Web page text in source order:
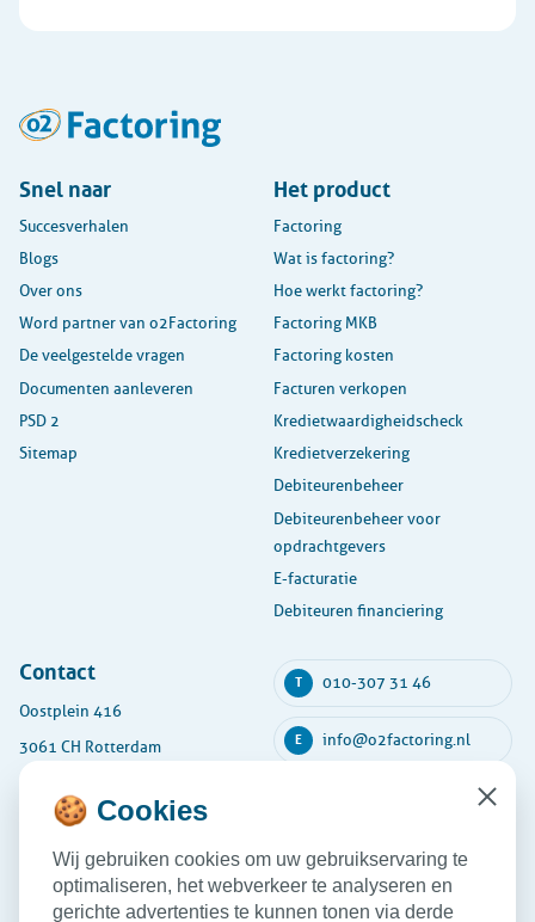
Snel naar
Succesverhalen
Blogs
Over ons
Word partner van o2Factoring
De veelgestelde vragen
Documenten aanleveren
PSD 2
Sitemap
Het product
Factoring
Wat is factoring?
Hoe werkt factoring?
Factoring MKB
Factoring kosten
Facturen verkopen
Kredietwaardigheidscheck
Kredietverzekering
Debiteurenbeheer
Debiteurenbeheer voor
opdrachtgevers
E-facturatie
Debiteuren financiering
Contact
Oostplein 416
3061 CH Rotterdam
Maandag
08:30 - 17:30
Dinsdag
08:30 - 17:30
Woensdag 08:30 - 17:30
T 010-307 31 46
E info@o2factoring.nl
🍪 Cookies
Wij gebruiken cookies om uw gebruikservaring te
optimaliseren, het webverkeer te analyseren en
gerichte advertenties te kunnen tonen via derde
Close